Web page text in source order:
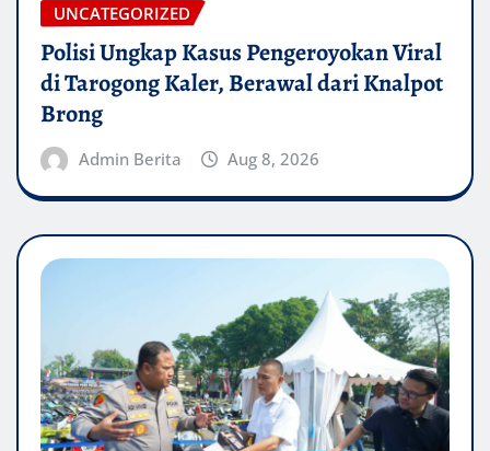
UNCATEGORIZED
Polisi Ungkap Kasus Pengeroyokan Viral
di Tarogong Kaler, Berawal dari Knalpot
Brong
Admin Berita Aug 8, 2026